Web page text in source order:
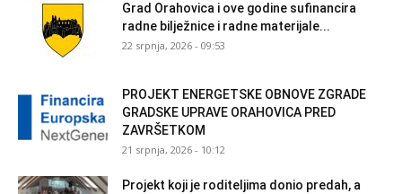
Grad Orahovica i ove godine sufinancira
radne bilježnice i radne materijale...
22 srpnja, 2026 - 09:53
PROJEKT ENERGETSKE OBNOVE ZGRADE
GRADSKE UPRAVE ORAHOVICA PRED
ZAVRŠETKOM
21 srpnja, 2026 - 10:12
Projekt koji je roditeljima donio predah, a